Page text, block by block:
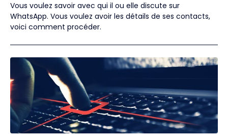
Vous voulez savoir avec qui il ou elle discute sur
WhatsApp. Vous voulez avoir les détails de ses contacts,
voici comment procéder.